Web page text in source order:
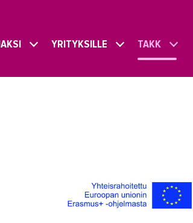
YRITYKSILLE TAKK